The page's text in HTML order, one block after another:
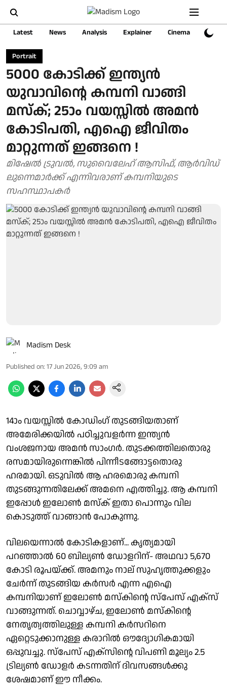
Latest News Analysis Explainer Cinema Sports
Portrait
5000 കോടിക്ക് ഇന്ത്യൻ
യുവാവിന്റെ കമ്പനി വാങ്ങി
മസ്ക്; 25ാം വയസ്സിൽ അമൻ
കോടിപതി, എഐ ജീവിതം
മാറ്റുന്നത് ഇങ്ങനെ !
മിഷേൽ ട്രുവൽ, സുവൈലേഹ് ആസിഫ്, ആർവിഡ്
ലുന്നെമാർക്ക് എന്നിവരാണ് കമ്പനിയുടെ
സഹസ്ഥാപകർ
Madism Desk
Published on: 17 Jun 2026, 9:09 am
14ാം വയസ്സിൽ കോഡിംഗ് തുടങ്ങിയതാണ്
അമേരിക്കയിൽ പഠിച്ചുവളർന്ന ഇന്ത്യൻ
വംശജനായ അമൻ സാംഗർ. തുടക്കത്തിലതൊരു
രസമായിരുന്നെങ്കിൽ പിന്നീടങ്ങോട്ടതൊരു
ഹരമായി. ഒടുവിൽ ആ ഹരമൊരു കമ്പനി
തുടങ്ങുന്നതിലേക്ക് അമനെ എത്തിച്ചു. ആ കമ്പനി
ഇപ്പോൾ ഇലോൺ മസ്ക് ഇതാ പൊന്നും വില
കൊടുത്ത് വാങ്ങാൻ പോകുന്നു.
വിലയെന്നാൽ കോടികളാണ്... കൃത്യമായി
പറഞ്ഞാൽ 60 ബില്യൺ ഡോളറിന്- അഥവാ 5,670
കോടി രൂപയ്ക്ക്. അമനും നാല് സുഹൃത്തുക്കളും
ചേർന്ന് തുടങ്ങിയ കർസർ എന്ന എഐ
കമ്പനിയാണ് ഇലോൺ മസ്കിന്റെ സ്പേസ് എക്സ്
വാങ്ങുന്നത്. ചൊവ്വാഴ്ച, ഇലോൺ മസ്കിന്റെ
നേതൃത്വത്തിലുള്ള കമ്പനി കർസറിനെ
ഏറ്റെടുക്കാനുള്ള കരാറിൽ ഔദ്യോഗികമായി
ഒപ്പുവച്ചു. സ്പേസ്‌ എക്സിന്റെ വിപണി മൂല്യം 2.5
ട്രില്യൺ ഡോളർ കടന്നതിന് ദിവസങ്ങൾക്കു
ശേഷമാണ് ഈ നീക്കം.